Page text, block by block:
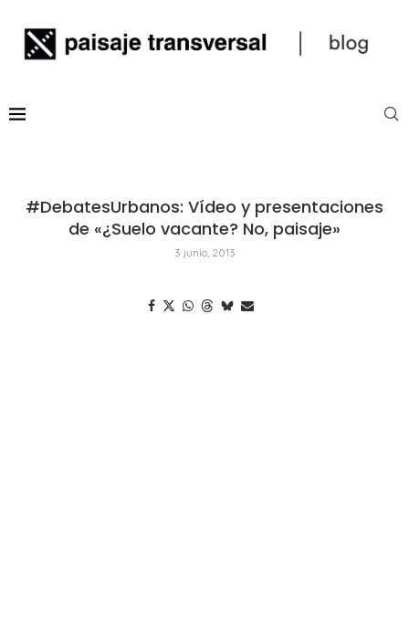
#DebatesUrbanos: Vídeo y presentaciones
de «¿Suelo vacante? No, paisaje»
3 junio, 2013